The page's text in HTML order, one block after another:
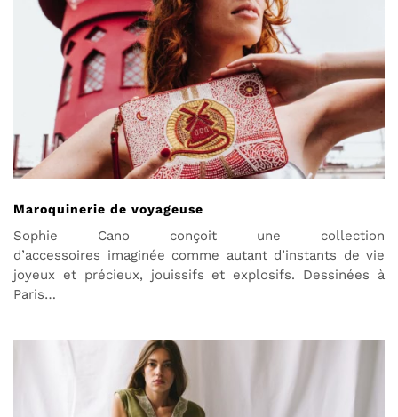
Maroquinerie de voyageuse
Sophie Cano conçoit une collection
d’accessoires imaginée comme autant d’instants de vie
joyeux et précieux, jouissifs et explosifs. Dessinées à
Paris…